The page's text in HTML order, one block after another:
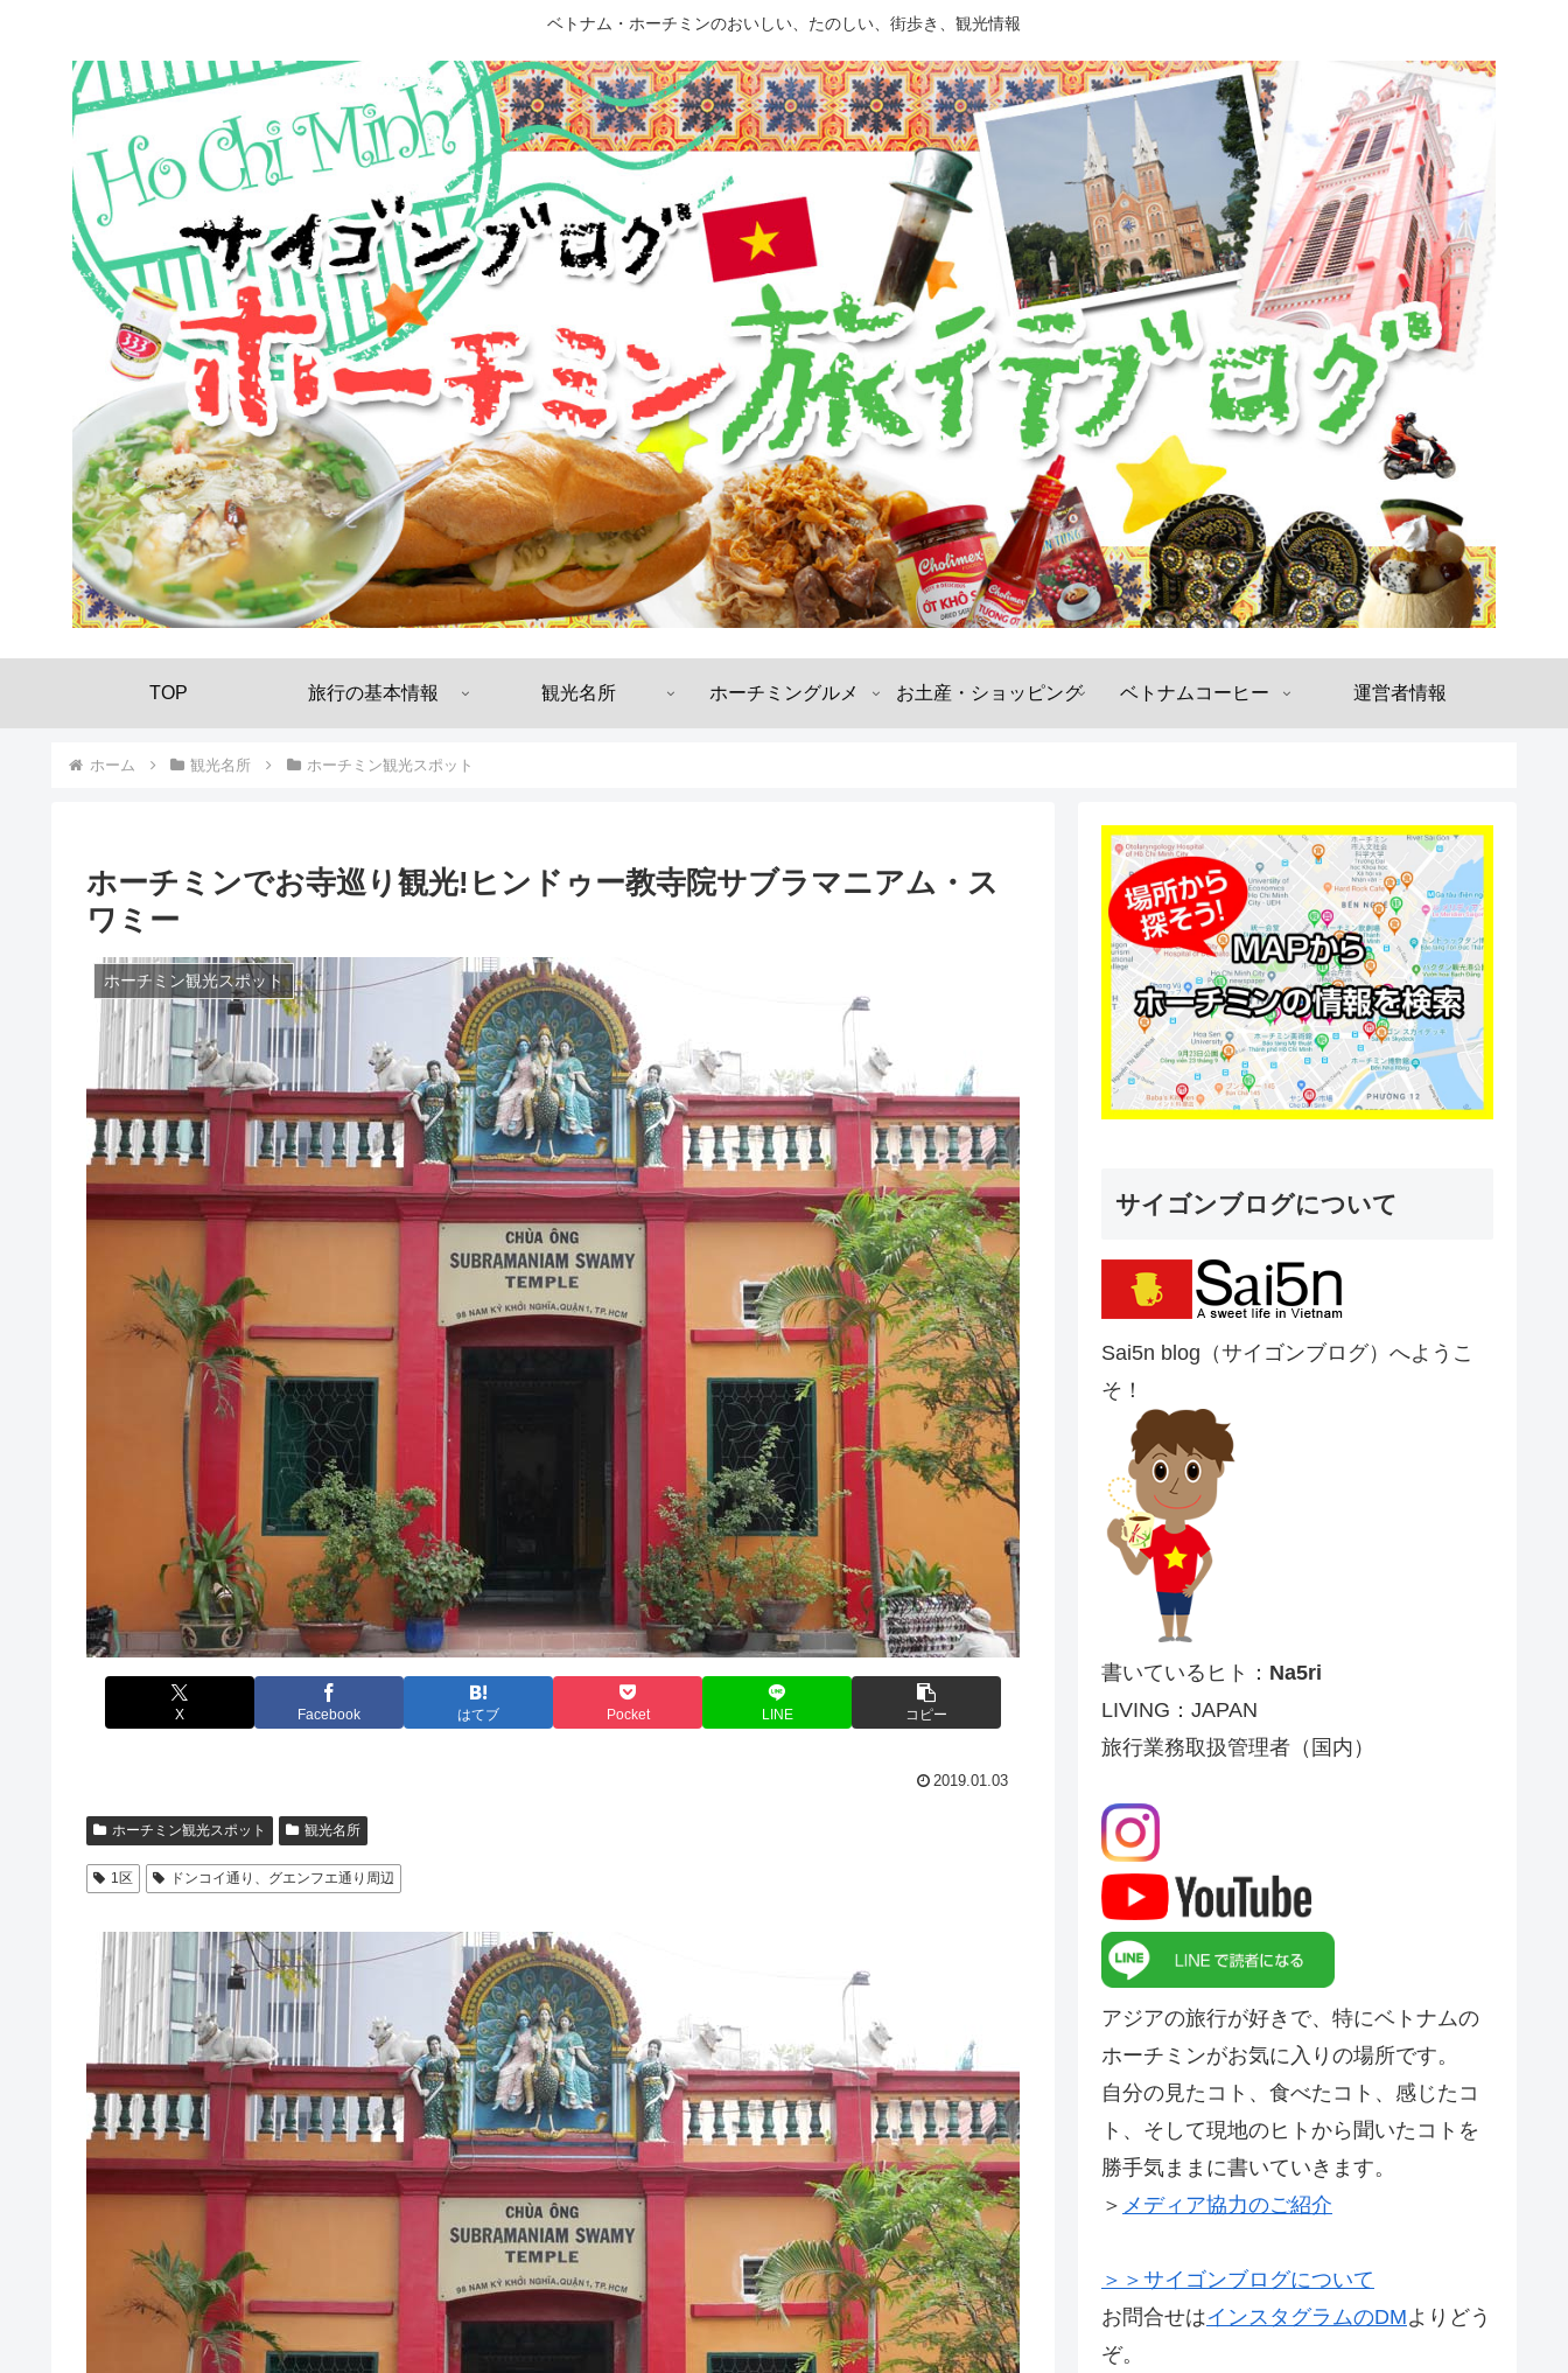
ベトナム・ホーチミンのおいしい、たのしい、街歩き、観光情報
TOP 旅行の基本情報 観光名所 ホーチミングルメ お土産・ショッピング ベトナムコーヒー 運営者情報
ホーム 観光名所 ホーチミン観光スポット
ホーチミンでお寺巡り観光!ヒンドゥー教寺院サブラマニアム・ス
ワミー
ホーチミン観光スポット
X Facebook はてブ Pocket LINE コピー
2019.01.03
ホーチミン観光スポット 観光名所
1区 ドンコイ通り、グエンフエ通り周辺
サイゴンブログについて
Sai5n blog（サイゴンブログ）へようこ
そ！
書いているヒト： Na5ri
LIVING：JAPAN
旅行業務取扱管理者（国内）
アジアの旅行が好きで、特にベトナムの
ホーチミンがお気に入りの場所です。
自分の見たコト、食べたコト、感じたコ
ト、そして現地のヒトから聞いたコトを
勝手気ままに書いていきます。
＞ メディア協力のご紹介
＞＞サイゴンブログについて
お問合せはインスタグラムのDMよりどう
ぞ。